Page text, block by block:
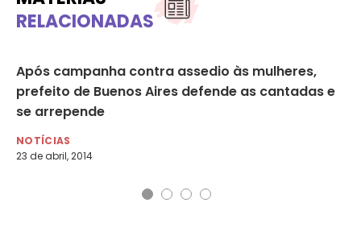
RELACIONADAS
Após campanha contra assedio às mulheres,
prefeito de Buenos Aires defende as cantadas e
se arrepende
NOTÍCIAS
23 de abril, 2014